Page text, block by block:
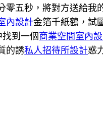
零五秒，將對方送給我
內設計金箔千紙鶴，試
找到一個商業空間室內
的誘私人招待所設計惑